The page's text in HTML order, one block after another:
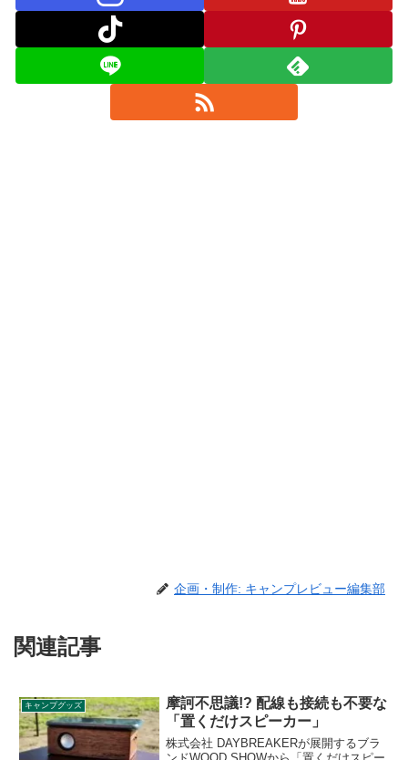
企画・制作: キャンプレビュー編集部
関連記事
キャンプグッズ
摩訶不思議!? 配線も接続も不要な
「置くだけスピーカー」
株式会社 DAYBREAKERが展開するブラ